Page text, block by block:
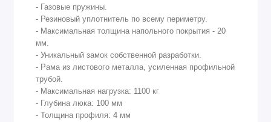
- Газовые пружины.
- Резиновый уплотнитель по всему периметру.
- Максимальная толщина напольного покрытия - 20
мм.
- Уникальный замок собственной разработки.
- Рама из листового металла, усиленная профильной
трубой.
- Максимальная нагрузка: 1100 кг
- Глубина люка: 100 мм
- Толщина профиля: 4 мм